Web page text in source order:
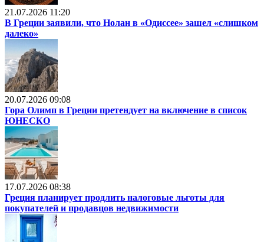
21.07.2026 11:20
В Греции заявили, что Нолан в «Одиссее» зашел «слишком
далеко»
20.07.2026 09:08
Гора Олимп в Греции претендует на включение в список
ЮНЕСКО
17.07.2026 08:38
Греция планирует продлить налоговые льготы для
покупателей и продавцов недвижимости